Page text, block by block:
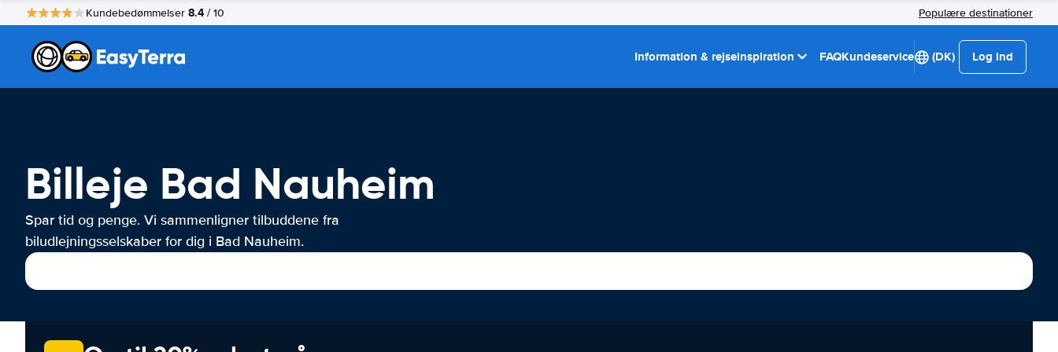
Kundebedømmelser 8.4 / 10 Populære destinationer
Information & rejseinspiration FAQKundeservice (DK) Log ind
Billeje Bad Nauheim
Spar tid og penge. Vi sammenligner tilbuddene fra
biludlejningsselskaber for dig i Bad Nauheim.